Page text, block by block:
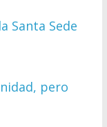
Santa Sede
pero